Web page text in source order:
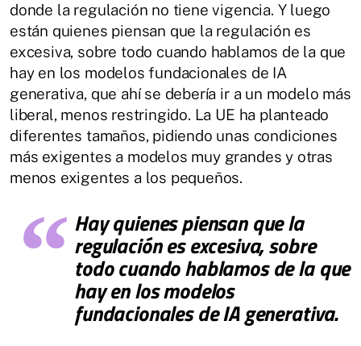
donde la regulación no tiene vigencia. Y luego
están quienes piensan que la regulación es
excesiva, sobre todo cuando hablamos de la que
hay en los modelos fundacionales de IA
generativa, que ahí se debería ir a un modelo más
liberal, menos restringido. La UE ha planteado
diferentes tamaños, pidiendo unas condiciones
más exigentes a modelos muy grandes y otras
menos exigentes a los pequeños.
Hay quienes piensan que la
regulación es excesiva, sobre
todo cuando hablamos de la que
hay en los modelos
fundacionales de IA generativa.